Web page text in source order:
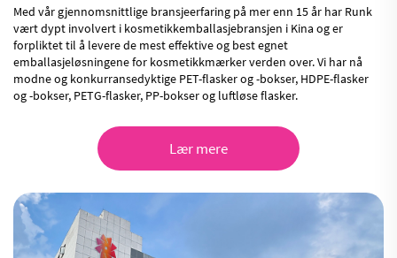
Med vår gjennomsnittlige bransjeerfaring på mer enn 15 år har Runk
vært dypt involvert i kosmetikkemballasjebransjen i Kina og er
forpliktet til å levere de mest effektive og best egnet
emballasjeløsningene for kosmetikkmærker verden over. Vi har nå
modne og konkurransedyktige PET-flasker og -bokser, HDPE-flasker
og -bokser, PETG-flasker, PP-bokser og luftløse flasker.
Lær mere